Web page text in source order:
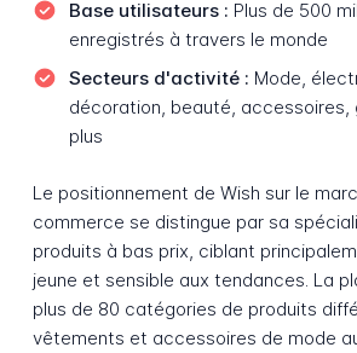
Base utilisateurs : Plus de 500
enregistrés à travers le monde
Secteurs d'activité : Mode,
décoration, beauté, accessoires,
plus
Le positionnement de Wish sur le
commerce se distingue par sa
produits à bas prix, ciblant
jeune et sensible aux tendances. La
plus de 80 catégories de produits
vêtements et accessoires de mode